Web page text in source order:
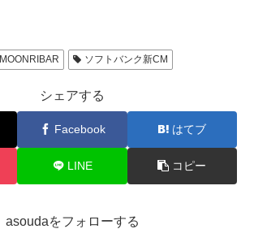
MOONRIBAR ソフトバンク新CM
シェアする
Facebook はてブ
LINE コピー
asoudaをフォローする